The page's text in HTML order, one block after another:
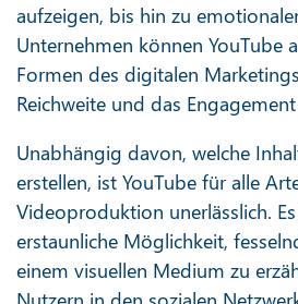
aufzeigen, bis hin zu
Unternehmen können YouTube
Formen des digitalen
Reichweite und das
Unabhängig davon, welche
erstellen, ist YouTube für alle
Videoproduktion unerlässlich.
erstaunliche Möglichkeit,
einem visuellen Medium zu